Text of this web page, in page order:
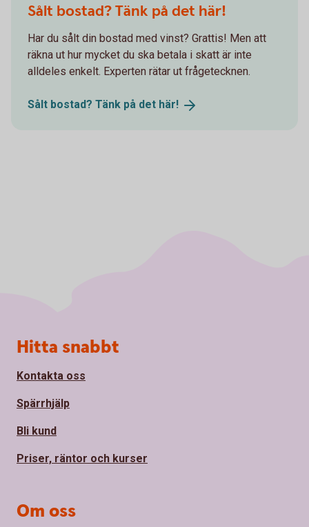
Sålt bostad? Tänk på det här!
Har du sålt din bostad med vinst? Grattis! Men att
räkna ut hur mycket du ska betala i skatt är inte
alldeles enkelt. Experten rätar ut frågetecknen.
Sålt bostad? Tänk på det här!
Sidfot
Hitta snabbt
Kontakta oss
Spärrhjälp
Bli kund
Priser, räntor och kurser
Om oss